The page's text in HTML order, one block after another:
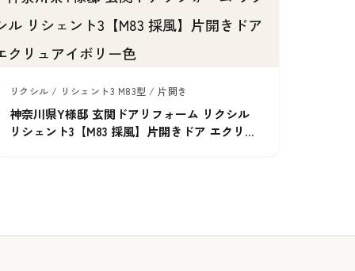
リクシル / リシェント3 M83型 / 片開き
神奈川県Y様邸 玄関ドアリフォーム リクシル
リシェント3【M83 採風】片開きドア エクリュ